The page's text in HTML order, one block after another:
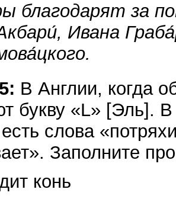
благодарят за
Ивана
В Англии, когда
букву «L» [Эль].
слова
Заполните
конь